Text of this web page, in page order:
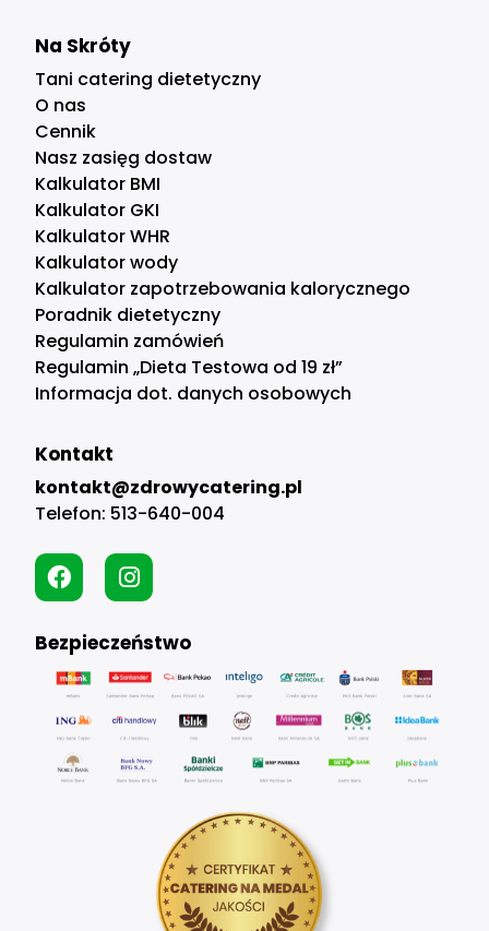
Na Skróty
Tani catering dietetyczny
O nas
Cennik
Nasz zasięg dostaw
Kalkulator BMI
Kalkulator GKI
Kalkulator WHR
Kalkulator wody
Kalkulator zapotrzebowania kalorycznego
Poradnik dietetyczny
Regulamin zamówień
Regulamin „Dieta Testowa od 19 zł”
Informacja dot. danych osobowych
Kontakt
kontakt@zdrowycatering.pl
Telefon: 513-640-004
Bezpieczeństwo